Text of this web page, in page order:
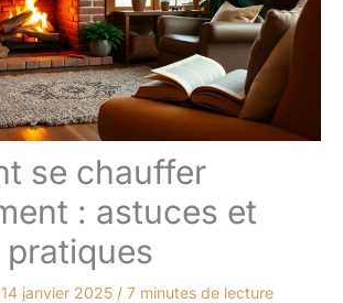
se chauffer
: astuces et
14 janvier 2025 / 7 minutes de lecture